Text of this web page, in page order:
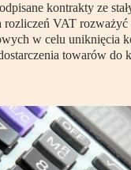
kontrakty ze
rozliczeń VAT
w celu uniknięcia
towarów do